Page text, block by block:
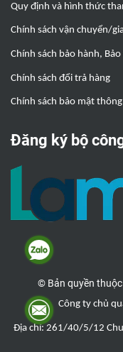
Quy định và hình thức
Chính sách vận chuyển/
Chính sách bảo hành,
Chính sách đổi trả hàng
Chính sách bảo mật
Đăng ký bộ
© Bản quyền
Công ty chủ
Địa chỉ: 261/40/5/12 Chu